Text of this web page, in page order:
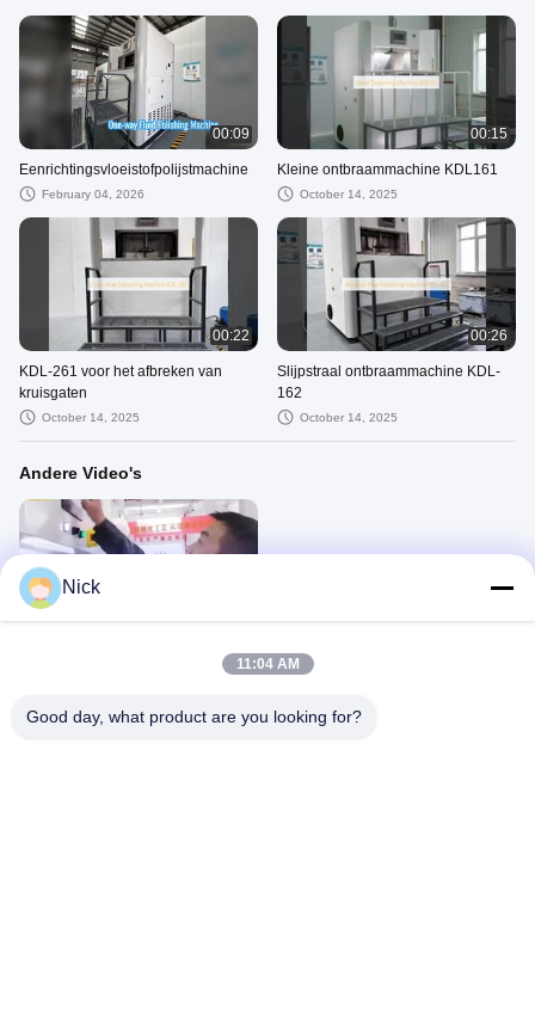
00:09
Eenrichtingsvloeistofpolijstmachine
February 04, 2026
00:15
Kleine ontbraammachine KDL161
October 14, 2025
00:22
KDL-261 voor het afbreken van
kruisgaten
October 14, 2025
00:26
Slijpstraal ontbraammachine KDL-
162
October 14, 2025
Andere Video's
02:09
Nick
11:04 AM
Good day, what product are you looking for?